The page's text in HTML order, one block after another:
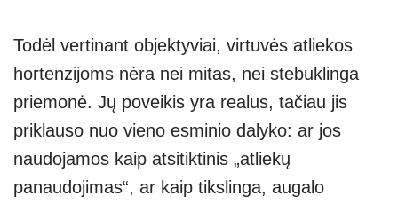
Todėl vertinant objektyviai, virtuvės atliekos
hortenzijoms nėra nei mitas, nei stebuklinga
priemonė. Jų poveikis yra realus, tačiau jis
priklauso nuo vieno esminio dalyko: ar jos
naudojamos kaip atsitiktinis „atliekų
panaudojimas“, ar kaip tikslinga, augalo